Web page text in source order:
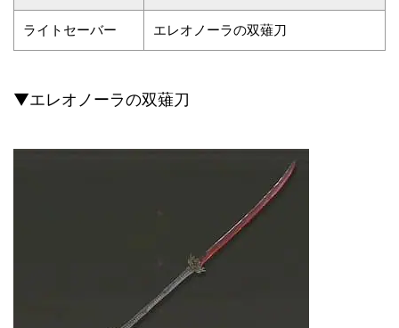
ライトセーバー エレオノーラの双薙刀
▼エレオノーラの双薙刀